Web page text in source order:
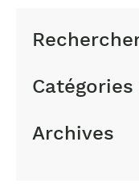
Catégories
Archives